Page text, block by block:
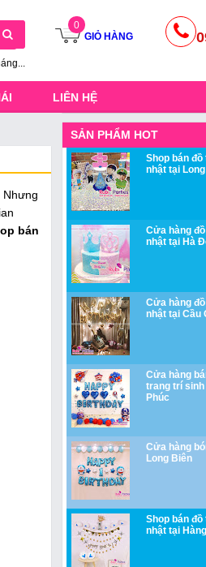
0
GIỎ HÀNG
LIÊN HỆ
Nhưng
bán
SẢN PHẨM HOT
Shop bán
nhật tại
Cửa hàng
nhật tại Hà
Cửa hàng
nhật tại Cầu
Cửa hàng
trang trí sinh
Phúc
Cửa hàng
Long Biên
Shop bán
nhật tại